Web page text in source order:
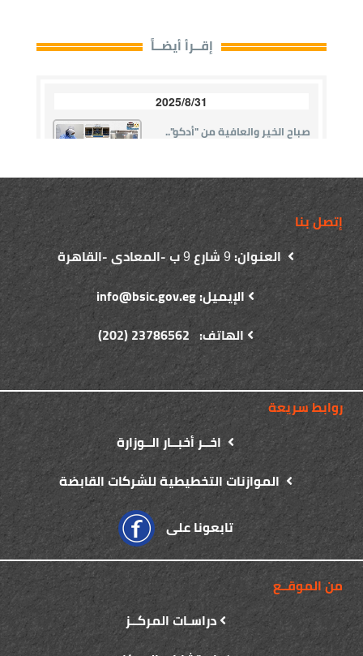
إتصل بنا
العنوان:9شارع9ب -المعادى -القاهرة
الإيميل: info@bsic.gov.eg
الهاتف: 23786562 (202)
روابط سريعة
اخــر أخبــار الــوزارة
الموازنات التخطيطية للشركات القابضة
تابعونا على
من الموقــع
دراسـات المركــز